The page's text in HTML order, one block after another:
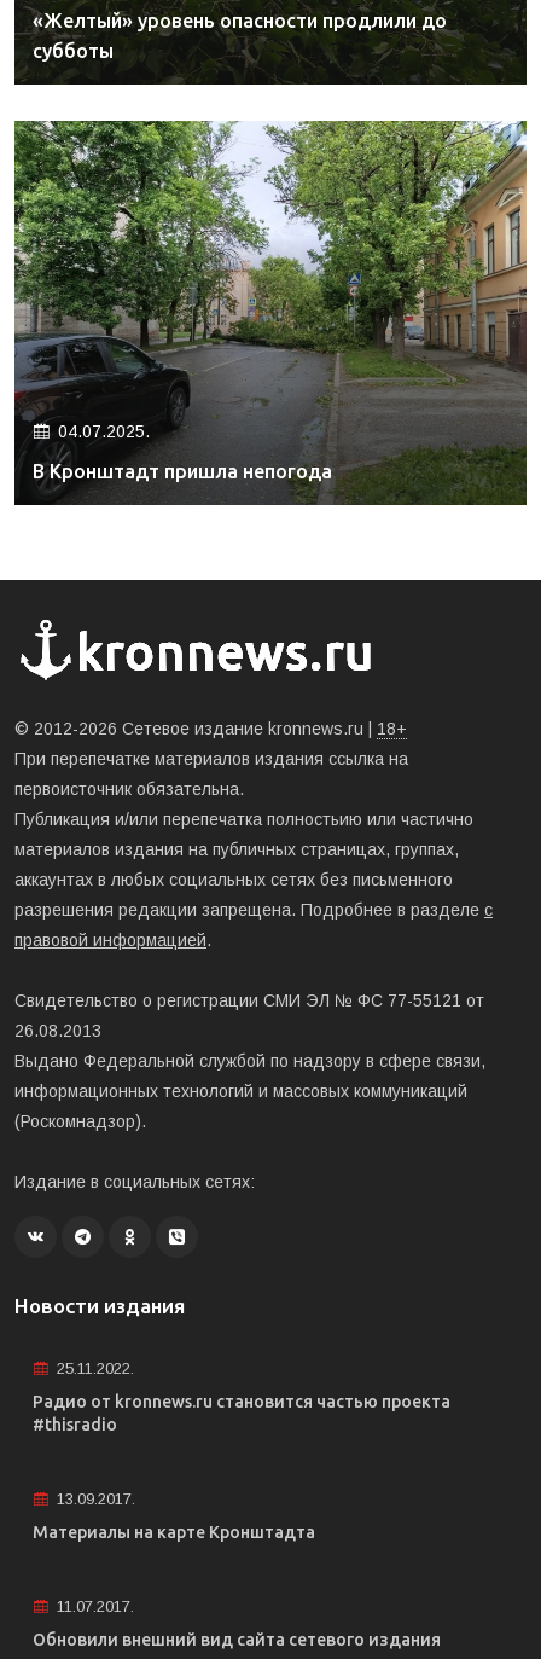
«Желтый» уровень опасности продлили до
субботы
04.07.2025.
В Кронштадт пришла непогода
© 2012-2026 Сетевое издание kronnews.ru | 18+
При перепечатке материалов издания ссылка на
первоисточник обязательна.
Публикация и/или перепечатка полностьию или частично
материалов издания на публичных страницах, группах,
аккаунтах в любых социальных сетях без письменного
разрешения редакции запрещена. Подробнее в разделе с
правовой информацией.
Свидетельство о регистрации СМИ ЭЛ № ФС 77-55121 от
26.08.2013
Выдано Федеральной службой по надзору в сфере связи,
информационных технологий и массовых коммуникаций
(Роскомнадзор).
Издание в социальных сетях:
Новости издания
25.11.2022.
Радио от kronnews.ru становится частью проекта
#thisradio
13.09.2017.
Материалы на карте Кронштадта
11.07.2017.
Обновили внешний вид сайта сетевого издания